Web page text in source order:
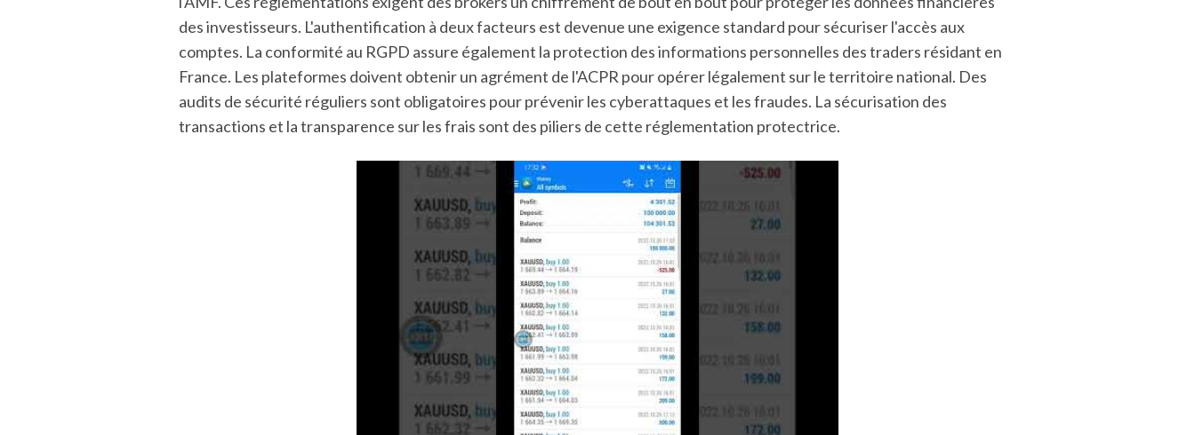
des investisseurs. L'authentification à deux facteurs est devenue une exigence standard pour sécuriser l'accès aux
comptes. La conformité au RGPD assure également la protection des informations personnelles des traders résidant en
France. Les plateformes doivent obtenir un agrément de l'ACPR pour opérer légalement sur le territoire national. Des
audits de sécurité réguliers sont obligatoires pour prévenir les cyberattaques et les fraudes. La sécurisation des
transactions et la transparence sur les frais sont des piliers de cette réglementation protectrice.